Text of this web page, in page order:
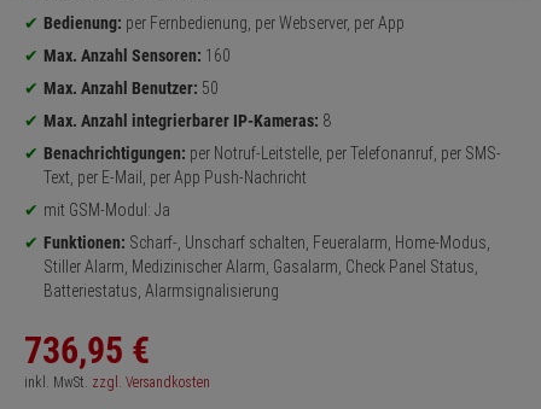
Bedienung: per Fernbedienung, per Webserver, per App
Max. Anzahl Sensoren: 160
Max. Anzahl Benutzer: 50
Max. Anzahl integrierbarer IP-Kameras: 8
Benachrichtigungen: per Notruf-Leitstelle, per Telefonanruf, per SMS-
Text, per E-Mail, per App Push-Nachricht
mit GSM-Modul: Ja
Funktionen: Scharf-, Unscharf schalten, Feueralarm, Home-Modus,
Stiller Alarm, Medizinischer Alarm, Gasalarm, Check Panel Status,
Batteriestatus, Alarmsignalisierung
736,95 €
inkl. MwSt. zzgl. Versandkosten